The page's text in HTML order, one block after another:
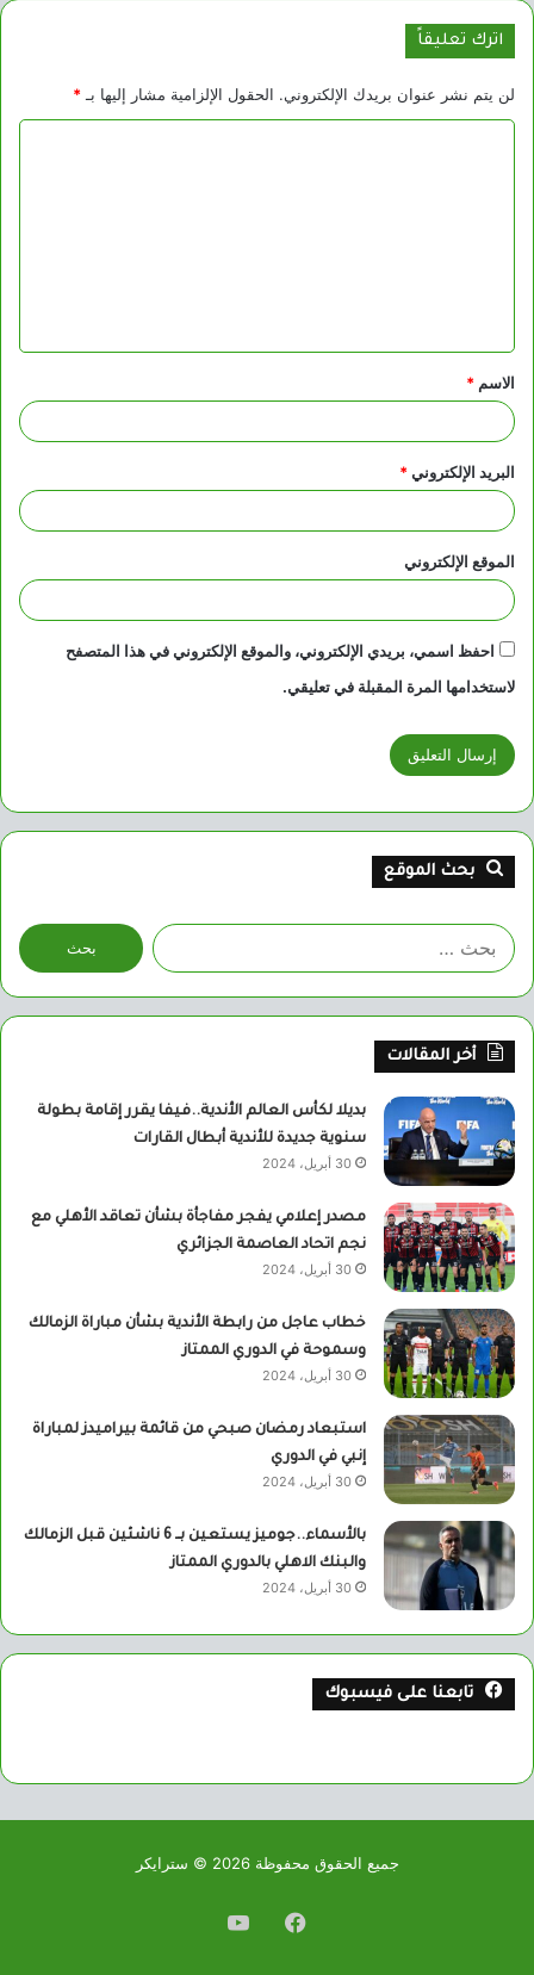
اترك تعليقاً
لن يتم نشر عنوان بريدك الإلكتروني. الحقول الإلزامية مشار إليها بـ *
ق
*
الاسم *
البريد الإلكتروني*
الموقع الإلكتروني
احفظ اسمي، بريدي الإلكتروني، والموقع الإلكتروني في هذا المتصفح
لاستخدامها المرة المقبلة في تعليقي.
بحث الموقع
البحث
عن:
أخر المقالات
بديلا لكأس العالم الأندية..فيفا يقرر إقامة بطولة
سنوية جديدة للأندية أبطال القارات
30 أبريل، 2024
مصدر إعلامي يفجر مفاجأة بشأن تعاقد الأهلي مع
نجم اتحاد العاصمة الجزائري
30 أبريل، 2024
خطاب عاجل من رابطة الأندية بشأن مباراة الزمالك
وسموحة في الدوري الممتاز
30 أبريل، 2024
استبعاد رمضان صبحي من قائمة بيراميدز لمباراة
إنبي في الدوري
30 أبريل، 2024
بالأسماء..جوميز يستعين بــ 6 ناشئين قبل الزمالك
والبنك الاهلي بالدوري الممتاز
30 أبريل، 2024
تابعنا على فيسبوك
جميع الحقوق محفوظة 2026 © سترايكر
فيسبوكيوتيوب